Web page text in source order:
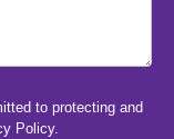
to protecting and
Policy.